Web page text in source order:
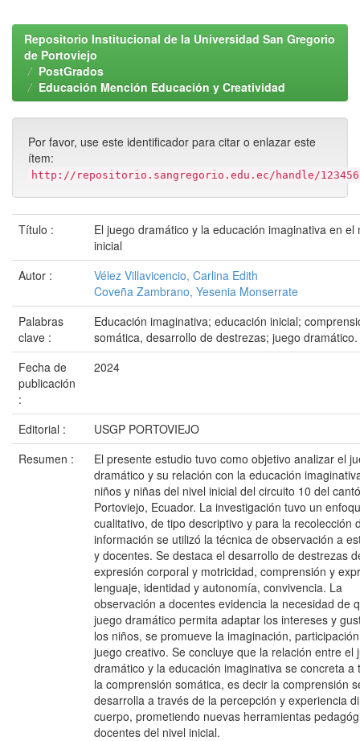
Repositorio Institucional de la Universidad San Gregorio
de Portoviejo
PostGrados
Educación Mención Educación y Creatividad
Por favor, use este identificador para citar o enlazar este
ítem:
http://repositorio.sangregorio.edu.ec/handle/
Título :
El juego dramático y la educación imaginativa en el
inicial
Autor :
Vélez Villavicencio, Carlina Edith
Coveña Zambrano, Yesenia Monserrate
Palabras
clave :
Educación imaginativa; educación inicial;
somática, desarrollo de destrezas; juego dramático.
Fecha de
publicación
:
2024
Editorial :
USGP PORTOVIEJO
Resumen :
El presente estudio tuvo como objetivo analizar el
dramático y su relación con la educación
niños y niñas del nivel inicial del circuito 10 del
Portoviejo, Ecuador. La investigación tuvo un
cualitativo, de tipo descriptivo y para la recolección
información se utilizó la técnica de observación a
y docentes. Se destaca el desarrollo de destrezas
expresión corporal y motricidad, comprensión y
lenguaje, identidad y autonomía, convivencia. La
observación a docentes evidencia la necesidad de
juego dramático permita adaptar los intereses y
los niños, se promueve la imaginación,
juego creativo. Se concluye que la relación entre el
dramático y la educación imaginativa se concreta a
la comprensión somática, es decir la comprensión
desarrolla a través de la percepción y experiencia
cuerpo, prometiendo nuevas herramientas
docentes del nivel inicial.